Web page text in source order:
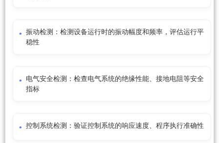
振动检测：检测设备运行时的振动幅度和频率，评估运行平
稳性
电气安全检测：检查电气系统的绝缘性能、接地电阻等安全
指标
控制系统检测：验证控制系统的响应速度、程序执行准确性